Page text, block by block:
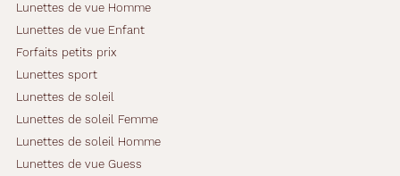
Lunettes de vue Homme
Lunettes de vue Enfant
Forfaits petits prix
Lunettes sport
Lunettes de soleil
Lunettes de soleil Femme
Lunettes de soleil Homme
Lunettes de vue Guess